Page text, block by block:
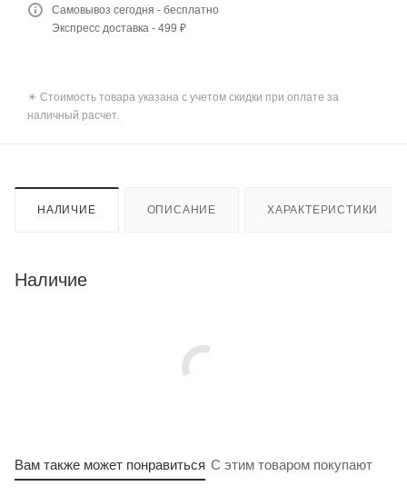
Самовывоз сегодня - бесплатно
Экспресс доставка - 499 ₽
✴️ Стоимость товара указана с учетом скидки при оплате за
наличный расчет.
НАЛИЧИЕ ОПИСАНИЕ ХАРАКТЕРИСТИКИ
Наличие
Вам также может понравиться С этим товаром покупают